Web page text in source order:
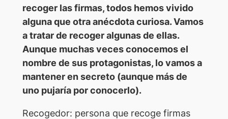
recoger las firmas, todos hemos vivido
alguna que otra anécdota curiosa. Vamos
a tratar de recoger algunas de ellas.
Aunque muchas veces conocemos el
nombre de sus protagonistas, lo vamos a
mantener en secreto (aunque más de
uno pujaría por conocerlo).
Recogedor: persona que recoge firmas